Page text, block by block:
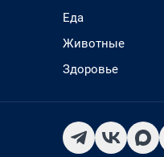
Еда
Животные
Здоровье